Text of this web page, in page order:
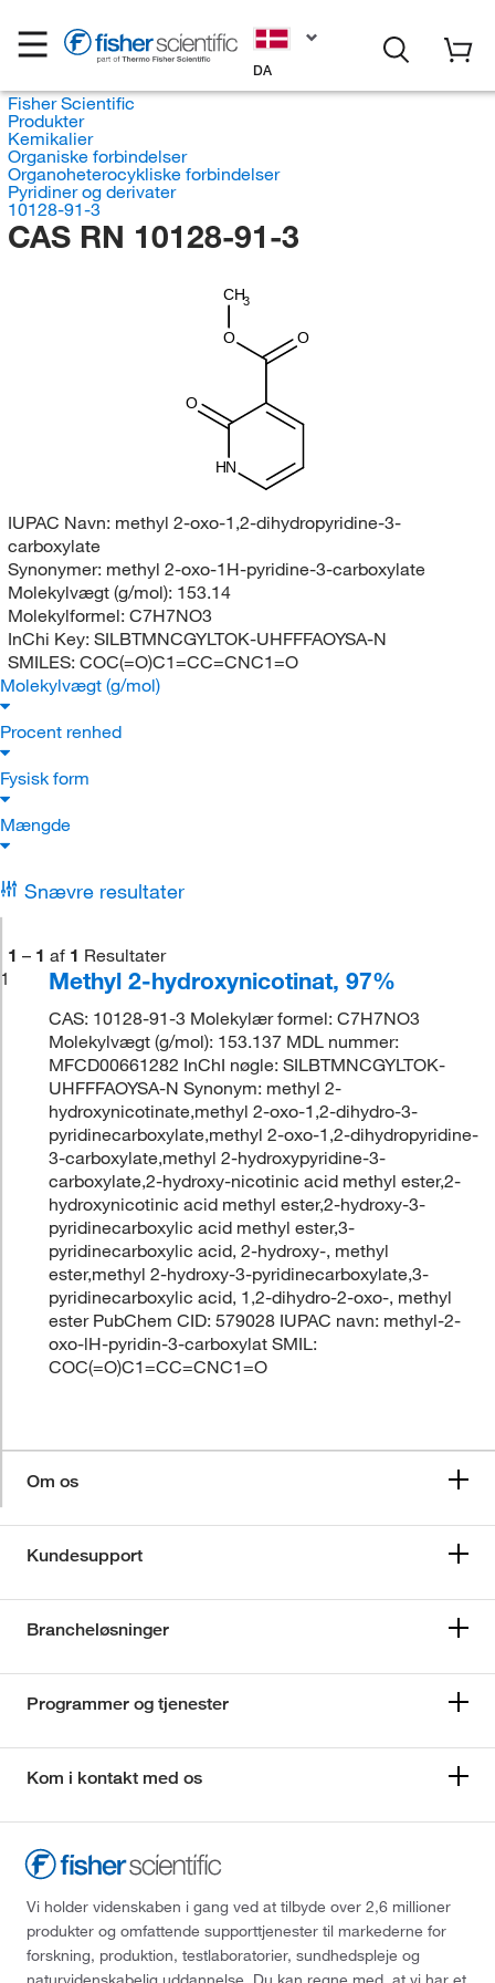
DA
Fisher Scientific
Produkter
Kemikalier
Organiske forbindelser
Organoheterocykliske forbindelser
Pyridiner og derivater
10128-91-3
CAS RN 10128-91-3
CH3
O O
HN
O
IUPAC Navn: methyl 2-oxo-1,2-dihydropyridine-3-
carboxylate
Synonymer: methyl 2-oxo-1H-pyridine-3-carboxylate
Molekylvægt (g/mol): 153.14
Molekylformel: C7H7NO3
InChi Key: SILBTMNCGYLTOK-UHFFFAOYSA-N
SMILES: COC(=O)C1=CC=CNC1=O
Molekylvægt (g/mol)
Procent renhed
Fysisk form
Mængde
Snævre resultater
1 – 1 af 1 Resultater
1
Methyl 2-hydroxynicotinat, 97%
CAS: 10128-91-3 Molekylær formel: C7H7NO3
Molekylvægt (g/mol): 153.137 MDL nummer:
MFCD00661282 InChI nøgle: SILBTMNCGYLTOK-
UHFFFAOYSA-N Synonym: methyl 2-
hydroxynicotinate,methyl 2-oxo-1,2-dihydro-3-
pyridinecarboxylate,methyl 2-oxo-1,2-dihydropyridine-
3-carboxylate,methyl 2-hydroxypyridine-3-
carboxylate,2-hydroxy-nicotinic acid methyl ester,2-
hydroxynicotinic acid methyl ester,2-hydroxy-3-
pyridinecarboxylic acid methyl ester,3-
pyridinecarboxylic acid, 2-hydroxy-, methyl
ester,methyl 2-hydroxy-3-pyridinecarboxylate,3-
pyridinecarboxylic acid, 1,2-dihydro-2-oxo-, methyl
ester PubChem CID: 579028 IUPAC navn: methyl-2-
oxo-lH-pyridin-3-carboxylat SMIL:
COC(=O)C1=CC=CNC1=O
Om os
Kundesupport
Brancheløsninger
Programmer og tjenester
Kom i kontakt med os
Vi holder videnskaben i gang ved at tilbyde over 2,6 millioner
produkter og omfattende supporttjenester til markederne for
forskning, produktion, testlaboratorier, sundhedspleje og